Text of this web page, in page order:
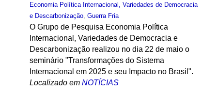
Economia Política Internacional, Variedades de Democracia
e Descarbonização, Guerra Fria
O Grupo de Pesquisa Economia Política
Internacional, Variedades de Democracia e
Descarbonização realizou no dia 22 de maio o
seminário "Transformações do Sistema
Internacional em 2025 e seu Impacto no Brasil".
Localizado em NOTÍCIAS